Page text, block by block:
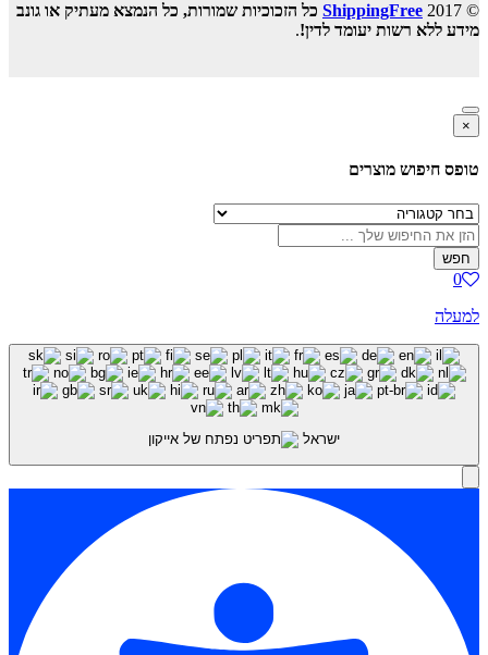
© 2017
ShippingFree כל הזכוכיות שמורות, כל הנמצא מעתיק או גונב
מידע ללא רשות יעומד לדין!.
×
טופס חיפוש מוצרים
חפש
0
למעלה
ישראל